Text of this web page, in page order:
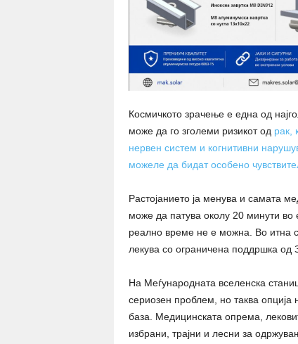
Космичкото зрачење е една од
може да го зголеми ризикот од рак,
нервен систем и когнитивни
можеле да бидат особено
Растојанието ја менува и самата
може да патува околу 20 минути во
реално време не е можна. Во итна
лекува со ограничена поддршка од
На Меѓународната вселенска
сериозен проблем, но таква
база. Медицинската опрема,
избрани, трајни и лесни за